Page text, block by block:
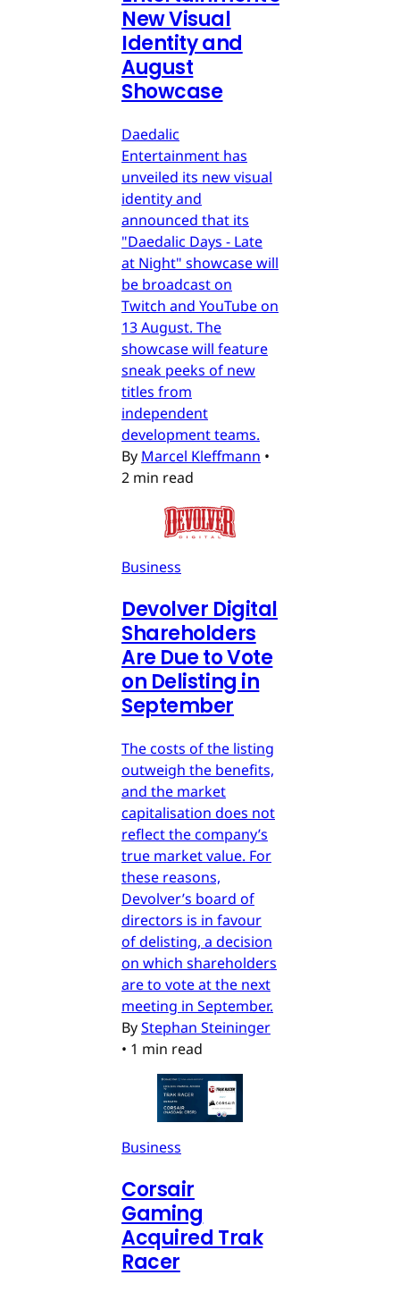
New Visual
Identity and
August
Showcase
Daedalic
Entertainment has
unveiled its new visual
identity and
announced that its
"Daedalic Days - Late
at Night" showcase will
be broadcast on
Twitch and YouTube on
13 August. The
showcase will feature
sneak peeks of new
titles from
independent
development teams.
By Marcel Kleffmann •
2 min read
Business
Devolver Digital
Shareholders
Are Due to Vote
on Delisting in
September
The costs of the listing
outweigh the benefits,
and the market
capitalisation does not
reflect the company’s
true market value. For
these reasons,
Devolver’s board of
directors is in favour
of delisting, a decision
on which shareholders
are to vote at the next
meeting in September.
ByStephan Steininger
• 1 min read
Business
Corsair
Gaming
Acquired Trak
Racer